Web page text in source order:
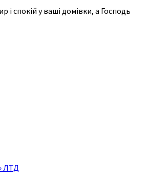
і спокій у ваші домівки, а Господь
ЛТД